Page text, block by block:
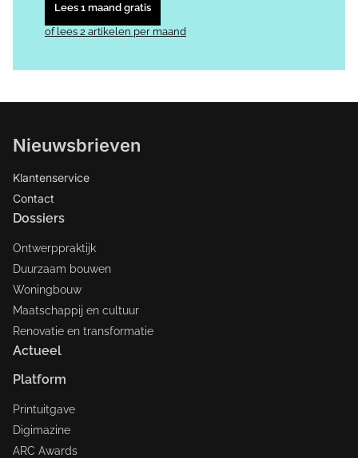
Lees 1 maand gratis
of lees 2 artikelen per maand
Nieuwsbrieven
Klantenservice
Contact
Dossiers
Ontwerppraktijk
Duurzaam bouwen
Woningbouw
Maatschappij en cultuur
Renovatie en transformatie
Actueel
Platform
Printuitgave
Digimazine
ARC Awards